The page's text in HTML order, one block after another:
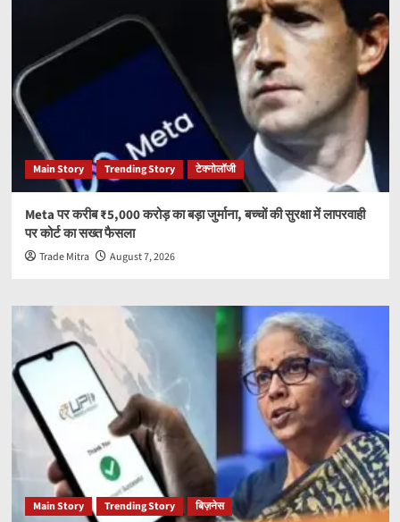
Main Story Trending Story टेक्नोलॉजी
Meta पर करीब ₹5,000 करोड़ का बड़ा जुर्माना, बच्चों की सुरक्षा में लापरवाही
पर कोर्ट का सख्त फैसला
Trade Mitra August 7, 2026
Main Story Trending Story बिज़नेस